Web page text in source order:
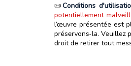
📜Conditions
potentiellement
l’œuvre présentée est
préservons‑la. Veuillez
droit de retirer tout